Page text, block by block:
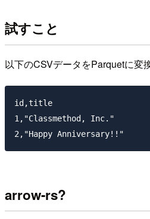
試すこと
以下のCSVデータをParquetに変
id,title
1,"Classmethod, Inc."
arrow-rs?